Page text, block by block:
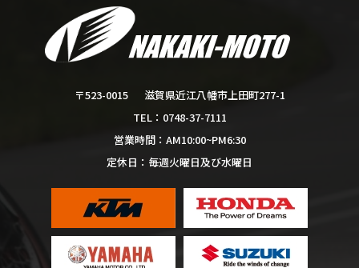
〒523-0015 滋賀県近江八幡市上田町277-1
TEL： 0748-37-7111
営業時間： AM10:00~PM6:30
定休日： 毎週火曜日及び水曜日